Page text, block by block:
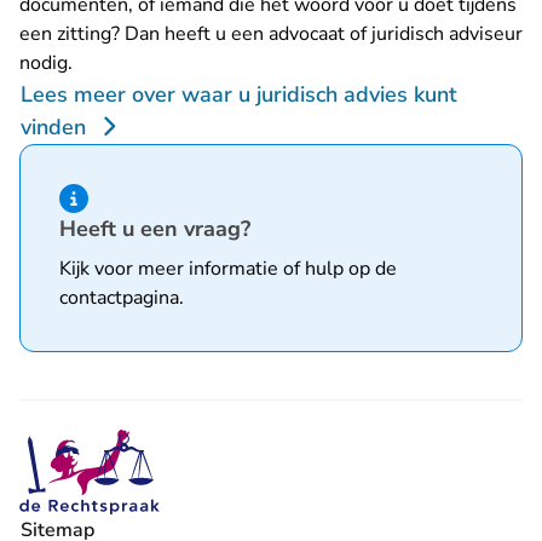
een zitting? Dan heeft u een advocaat of juridisch adviseur
nodig.
Lees meer over waar u juridisch advies kunt
vinden
Hint van type informatie
Heeft u een vraag?
Kijk voor meer informatie of hulp op de
contactpagina.
Sitemap